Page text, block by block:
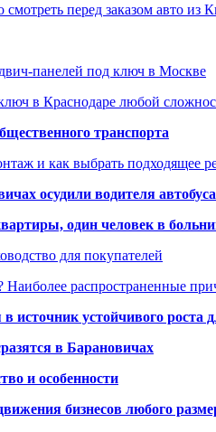
перед заказом авто из
панелей под ключ в Москве
в Краснодаре любой
транспорта
и как выбрать подходящее
осудили водителя
один человек в
для покупателей
распространенные
устойчивого роста
в Барановичах
и особенности
бизнесов любого